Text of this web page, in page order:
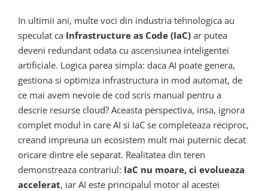
In ultimii ani, multe voci din industria tehnologica au
speculat ca Infrastructure as Code (IaC) ar putea
deveni redundant odata cu ascensiunea inteligentei
artificiale. Logica parea simpla: daca AI poate genera,
gestiona si optimiza infrastructura in mod automat, de
ce mai avem nevoie de cod scris manual pentru a
descrie resurse cloud? Aceasta perspectiva, insa, ignora
complet modul in care AI si IaC se completeaza reciproc,
creand impreuna un ecosistem mult mai puternic decat
oricare dintre ele separat. Realitatea din teren
demonstreaza contrariul: IaC nu moare, ci evolueaza
accelerat, iar AI este principalul motor al acestei